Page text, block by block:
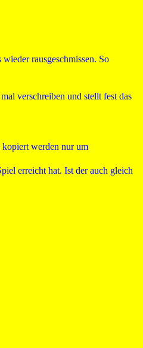
rausgeschmissen. So
verschreiben und stellt fest das
kopiert werden nur um
erreicht hat. Ist der auch gleich